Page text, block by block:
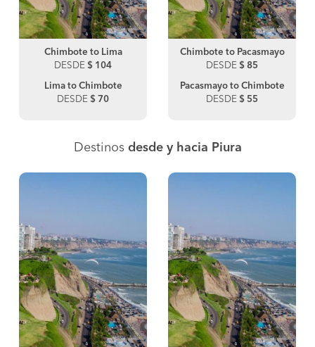
Chimbote to Lima
DESDE $ 104
Lima to Chimbote
DESDE $ 70
Chimbote to Pacasmayo
DESDE $ 85
Pacasmayo to Chimbote
DESDE $ 55
Destinos desde y hacia Piura